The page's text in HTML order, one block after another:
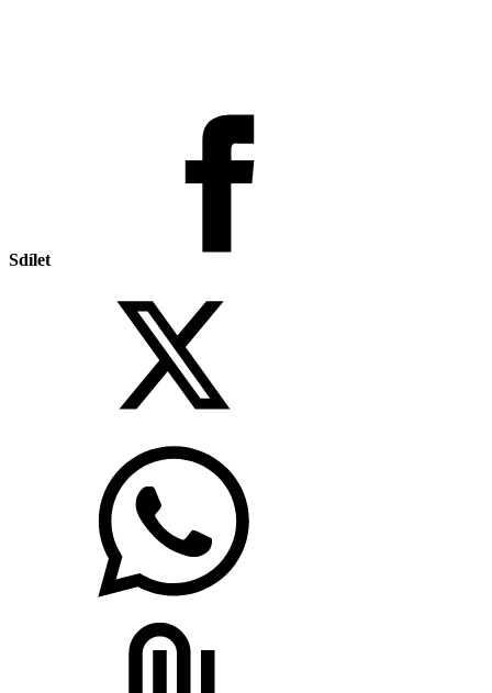
Sdílet